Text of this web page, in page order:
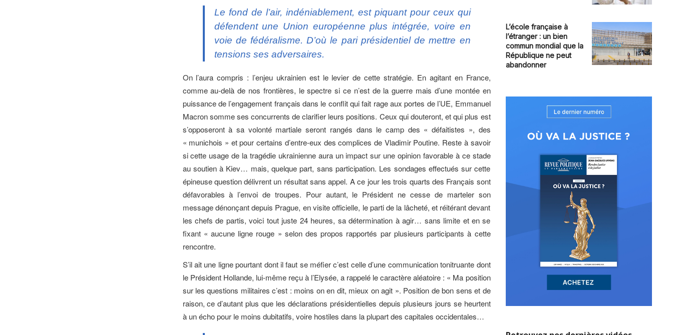
Le fond de l’air, indéniablement, est piquant pour ceux qui
défendent une Union européenne plus intégrée, voire en
voie de fédéralisme. D’où le pari présidentiel de mettre en
tensions ses adversaires.
On l’aura compris : l’enjeu ukrainien est le levier de cette stratégie. En agitant en France,
comme au-delà de nos frontières, le spectre si ce n’est de la guerre mais d’une montée en
puissance de l’engagement français dans le conflit qui fait rage aux portes de l’UE, Emmanuel
Macron somme ses concurrents de clarifier leurs positions. Ceux qui douteront, et qui plus est
s’opposeront à sa volonté martiale seront rangés dans le camp des « défaitistes », des
« munichois » et pour certains d’entre-eux des complices de Vladimir Poutine. Reste à savoir
si cette usage de la tragédie ukrainienne aura un impact sur une opinion favorable à ce stade
au soutien à Kiev… mais, quelque part, sans participation. Les sondages effectués sur cette
épineuse question délivrent un résultat sans appel. A ce jour les trois quarts des Français sont
défavorables à l’envoi de troupes. Pour autant, le Président ne cesse de marteler son
message dénonçant depuis Prague, en visite officielle, le parti de la lâcheté, et réitérant devant
les chefs de partis, voici tout juste 24 heures, sa détermination à agir… sans limite et en se
fixant « aucune ligne rouge » selon des propos rapportés par plusieurs participants à cette
rencontre.
S’il ait une ligne pourtant dont il faut se méfier c’est celle d’une communication tonitruante dont
le Président Hollande, lui-même reçu à l’Elysée, a rappelé le caractère aléatoire : « Ma position
sur les questions militaires c’est : moins on en dit, mieux on agit ». Position de bon sens et de
raison, ce d’autant plus que les déclarations présidentielles depuis plusieurs jours se heurtent
à un écho pour le moins dubitatifs, voire hostiles dans la plupart des capitales occidentales…
L’école française à
l’étranger : un bien
commun mondial que la
République ne peut
abandonner